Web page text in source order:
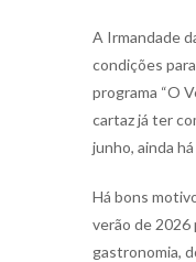
A Irmandade
condições
programa “O
cartaz já ter
junho, ainda
Há bons
verão de 2026
gastronomia,